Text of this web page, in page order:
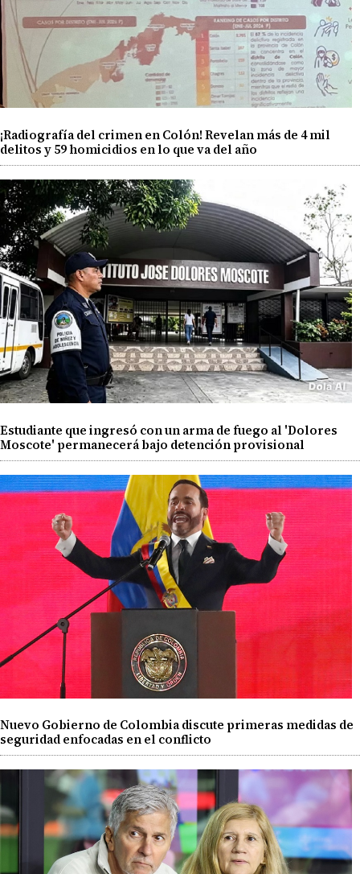
¡Radiografía del crimen en Colón! Revelan más de 4 mil
delitos y 59 homicidios en lo que va del año
Estudiante que ingresó con un arma de fuego al 'Dolores
Moscote' permanecerá bajo detención provisional
Nuevo Gobierno de Colombia discute primeras medidas de
seguridad enfocadas en el conflicto